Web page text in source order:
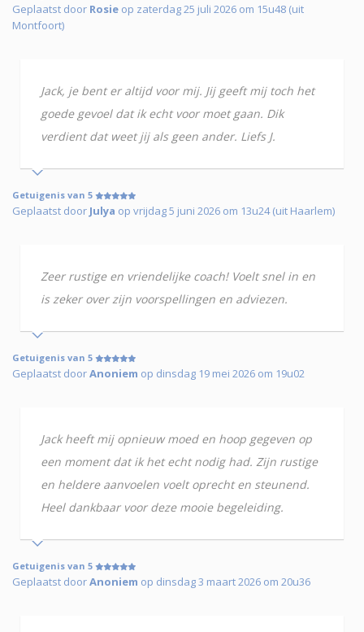
Geplaatst door Rosie op zaterdag 25 juli 2026 om 15u48 (uit
Montfoort)
Jack, je bent er altijd voor mij. Jij geeft mij toch het
goede gevoel dat ik echt voor moet gaan. Dik
verdient dat weet jij als geen ander. Liefs J.
Getuigenis van 5
Geplaatst door Julya op vrijdag 5 juni 2026 om 13u24 (uit Haarlem)
Zeer rustige en vriendelijke coach! Voelt snel in en
is zeker over zijn voorspellingen en adviezen.
Getuigenis van 5
Geplaatst doorAnoniem op dinsdag 19 mei 2026 om 19u02
Jack heeft mij opnieuw moed en hoop gegeven op
een moment dat ik het echt nodig had. Zijn rustige
en heldere aanvoelen voelt oprecht en steunend.
Heel dankbaar voor deze mooie begeleiding.
Getuigenis van 5
Geplaatst doorAnoniem op dinsdag 3 maart 2026 om 20u36